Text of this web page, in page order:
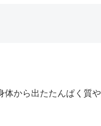
体から出たたんぱく質や